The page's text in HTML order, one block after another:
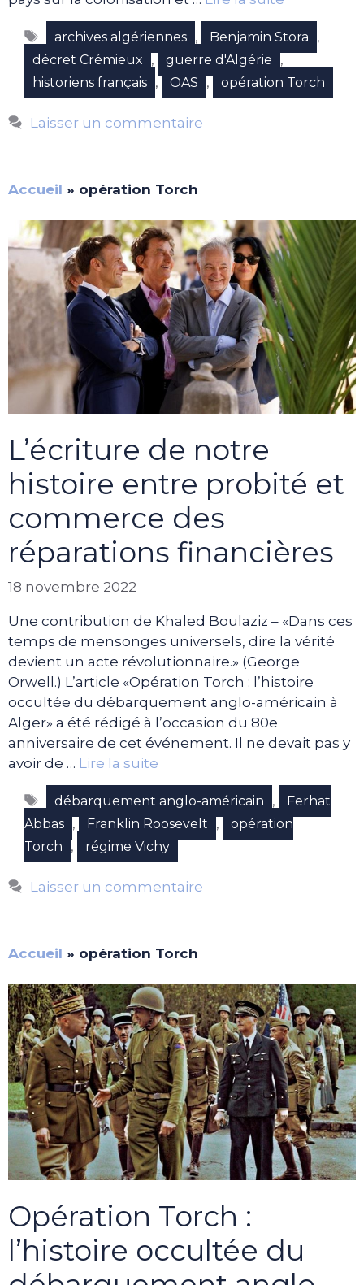
Étiquettes
archives algériennes , Benjamin Stora ,
décret Crémieux , guerre d'Algérie ,
historiens français , OAS , opération Torch
Laisser un commentaire
Accueil » opération Torch
L’écriture de notre
histoire entre probité et
commerce des
réparations financières
18 novembre 2022
Une contribution de Khaled Boulaziz – «Dans ces
temps de mensonges universels, dire la vérité
devient un acte révolutionnaire.» (George
Orwell.) L’article «Opération Torch : l’histoire
occultée du débarquement anglo-américain à
Alger» a été rédigé à l’occasion du 80e
anniversaire de cet événement. Il ne devait pas y
avoir de … Lire la suite
Étiquettes
débarquement anglo-américain ,
Ferhat
Abbas , Franklin Roosevelt ,
opération
Torch
, régime Vichy
Laisser un commentaire
Accueil » opération Torch
Opération Torch :
l’histoire occultée du